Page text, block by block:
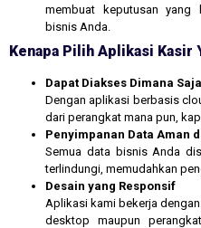
membuat keputusan yang
bisnis Anda.
Kenapa Pilih Aplikasi Kasir
Dapat Diakses Dimana Saja
Dengan aplikasi berbasis
dari perangkat mana pun,
Penyimpanan Data Aman
Semua data bisnis Anda
terlindungi, memudahkan
Desain yang Responsif
Aplikasi kami bekerja
desktop maupun